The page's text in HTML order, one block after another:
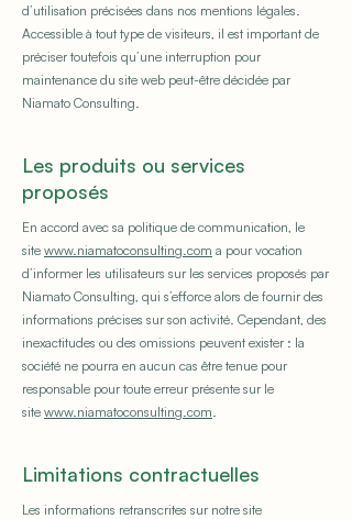
d’utilisation précisées dans nos mentions légales.
Accessible à tout type de visiteurs, il est important de
préciser toutefois qu’une interruption pour
maintenance du site web peut-être décidée par
Niamato Consulting.
Les produits ou services
proposés
En accord avec sa politique de communication, le
site www.niamatoconsulting.com a pour vocation
d’informer les utilisateurs sur les services proposés par
Niamato Consulting, qui s’efforce alors de fournir des
informations précises sur son activité. Cependant, des
inexactitudes ou des omissions peuvent exister : la
société ne pourra en aucun cas être tenue pour
responsable pour toute erreur présente sur le
site www.niamatoconsulting.com.
Limitations contractuelles
Les informations retranscrites sur notre site